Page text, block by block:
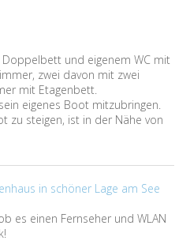
Doppelbett und eigenem WC mit
zwei davon mit zwei
mit Etagenbett.
eigenes Boot mitzubringen.
zu steigen, ist in der Nähe von
in schöner Lage am See
es einen Fernseher und WLAN